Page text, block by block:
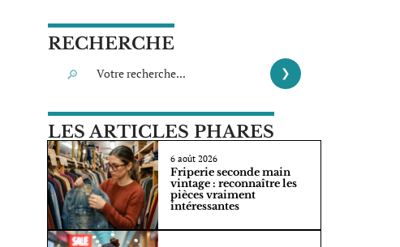
RECHERCHE
LES ARTICLES PHARES
6 août 2026
Friperie seconde main
vintage : reconnaître les
pièces vraiment
intéressantes